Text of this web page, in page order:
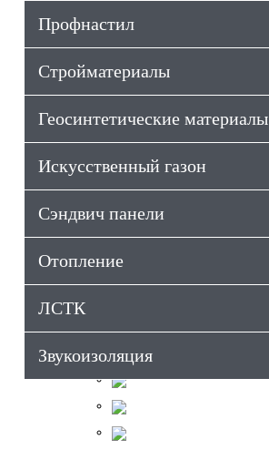
Профнастил
Стройматериалы
Геосинтетические материалы
Искусственный газон
Сэндвич панели
Отопление
ЛСТК
Звукоизоляция